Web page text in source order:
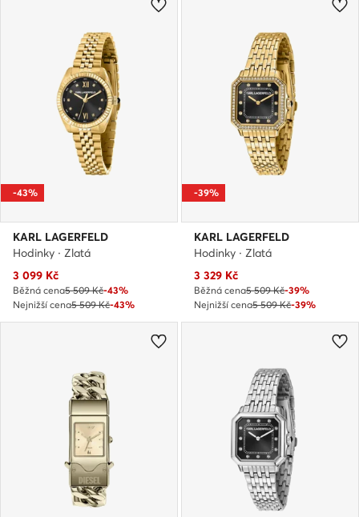
-43%
KARL LAGERFELD
Hodinky · Zlatá
Aktuální cena
3 099 Kč
Běžná cena5 509 Kč-43%
Nejnižší cena5 509 Kč-43%
-39%
KARL LAGERFELD
Hodinky · Zlatá
Aktuální cena
3 329 Kč
Běžná cena5 509 Kč-39%
Nejnižší cena5 509 Kč-39%